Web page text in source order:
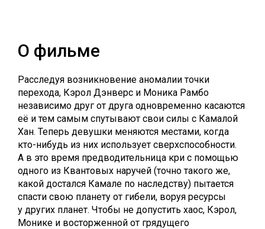
О фильме
Расследуя возникновение аномалии точки
перехода, Кэрол Дэнверс и Моника Рамбо
независимо друг от друга одновременно касаются
её и тем самым спутывают свои силы с Камалой
Хан. Теперь девушки меняются местами, когда
кто-нибудь из них использует сверхспособности.
А в это время предводительница кри с помощью
одного из Квантовых наручей (точно такого же,
какой достался Камале по наследству) пытается
спасти свою планету от гибели, воруя ресурсы
у других планет. Чтобы не допустить хаос, Кэрол,
Монике и восторженной от грядущего